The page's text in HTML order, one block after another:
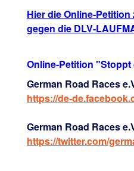
Hier die Online-
gegen die DLV-
Online-Petition
German Road Races
https://de-
German Road Races
https://twitter.com/